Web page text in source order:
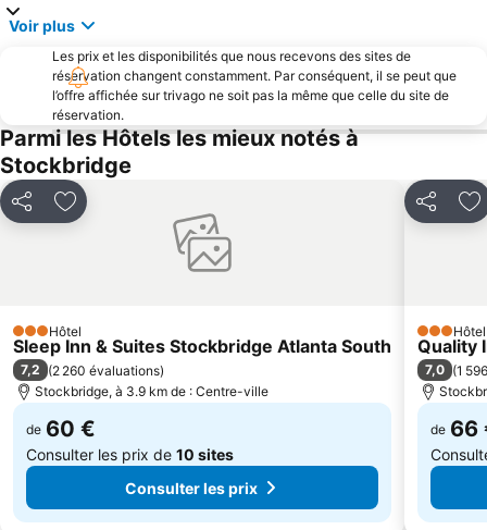
Voir plus
Les prix et les disponibilités que nous recevons des sites de
réservation changent constamment. Par conséquent, il se peut que
l’offre affichée sur trivago ne soit pas la même que celle du site de
réservation.
Parmi les Hôtels les mieux notés à
Stockbridge
PartagerAjouter à mes favoris
3 Étoiles
Hôtel
Sleep Inn & Suites Stockbridge Atlanta South
7,2 (2 260 évaluations)
Stockbridge, à 3.9 km de : Centre-ville
de 60 €
Consulter les prix de 10 sites
Consulter les prix
Partager
3 Étoiles
Hôtel
Quality
7,0 (1
de 66